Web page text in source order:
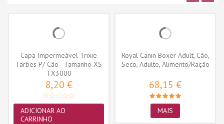
Capa Impermeável Trixie
Tarbes P/ Cão - Tamanho XS
(30cm)...
TX3000
8,20 €
ADICIONAR AO
CARRINHO
Royal Canin Boxer Adult, Cão,
Seco, Adulto, Alimento/Ração
68,15 €
MAIS